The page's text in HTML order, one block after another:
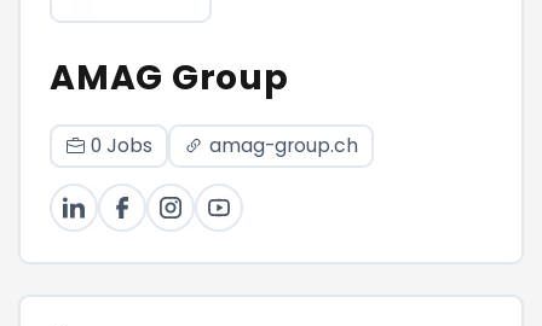
AMAG Group
0 Jobs amag-group.ch